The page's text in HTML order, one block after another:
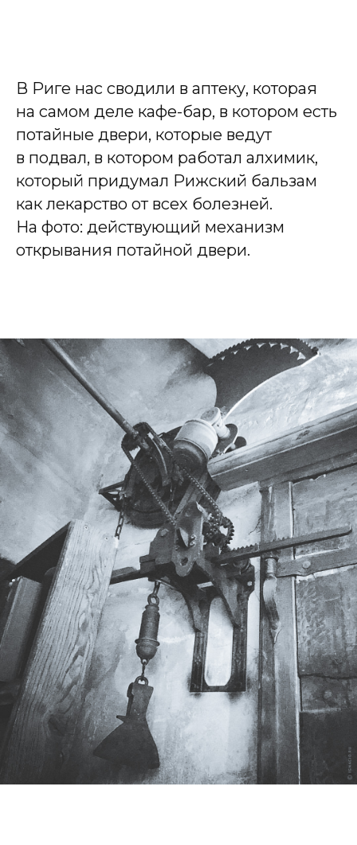
В Риге нас сводили в аптеку, которая
на самом деле кафе-бар, в котором есть
потайные двери, которые ведут
в подвал, в котором работал алхимик,
который придумал Рижский бальзам
как лекарство от всех болезней.
На фото: действующий механизм
открывания потайной двери.